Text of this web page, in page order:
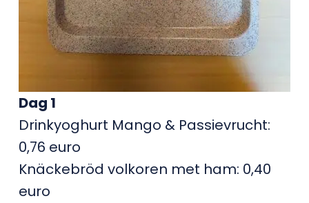
Dag 1
Drinkyoghurt Mango & Passievrucht:
0,76 euro
Knäckebröd volkoren met ham: 0,40
euro